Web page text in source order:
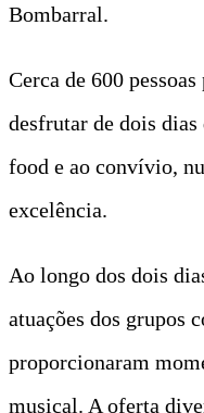
Bombarral.
Cerca de 600
desfrutar de dois dias
food e ao convívio,
excelência.
Ao longo dos dois
atuações dos grupos
proporcionaram
musical. A oferta